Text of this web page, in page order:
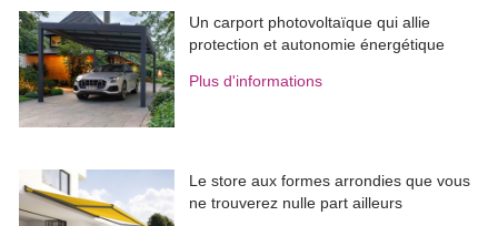
Un carport photovoltaïque qui allie
protection et autonomie énergétique
Plus d'informations
Le store aux formes arrondies que vous
ne trouverez nulle part ailleurs